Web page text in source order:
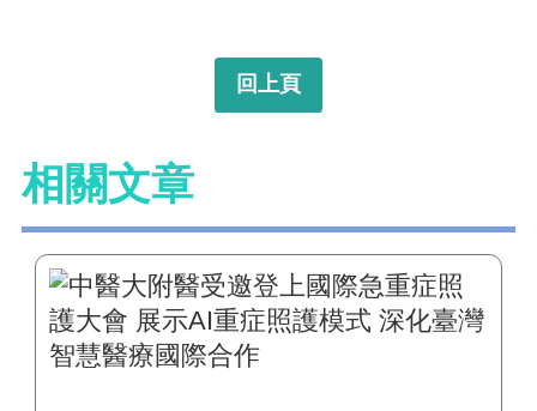
回上頁
相關文章